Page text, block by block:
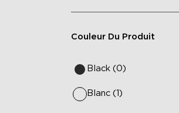
Couleur Du Produit
Black (0)
Blanc (1)